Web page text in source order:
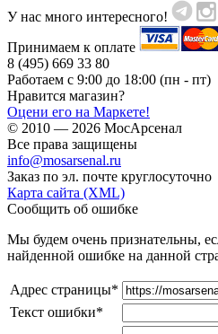
У нас много интересного!
Принимаем к оплате
8 (495) 669 33 80
Работаем с 9:00 до 18:00 (пн - пт)
Нравится магазин?
Оцени его на Маркете!
© 2010 — 2026 МосАрсенал
Все права защищены
info@mosarsenal.ru
Заказ по эл. почте круглосуточно
Карта сайта (XML)
Сообщить об ошибке
Мы будем очень признательны,
найденной ошибке на данной
Адрес страницы*
Текст ошибки*